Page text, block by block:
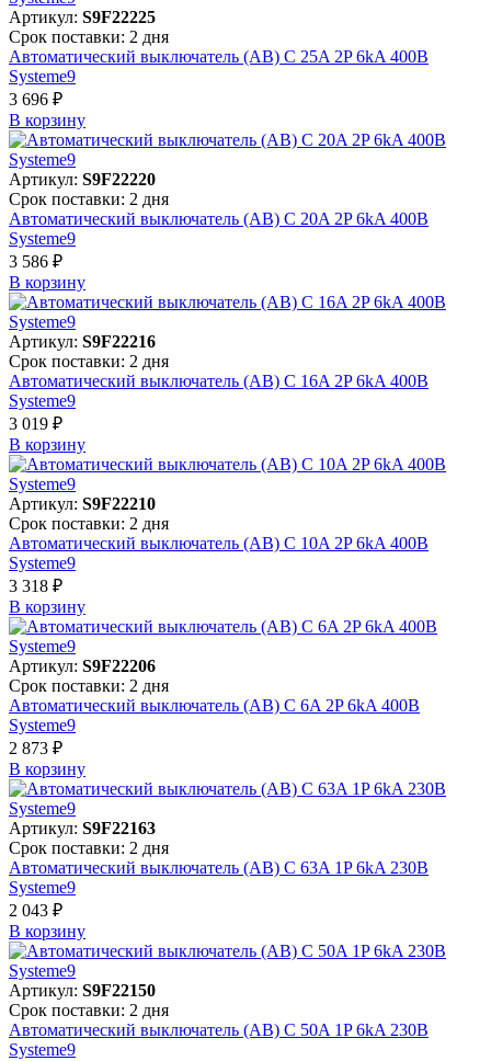
Артикул: S9F22225
Срок поставки: 2 дня
Автоматический выключатель (АВ) C 25A 2P 6kA 400В
Systeme9
3 696 ₽
В корзинy
Артикул: S9F22220
Срок поставки: 2 дня
Автоматический выключатель (АВ) C 20A 2P 6kA 400В
Systeme9
3 586 ₽
В корзинy
Артикул: S9F22216
Срок поставки: 2 дня
Автоматический выключатель (АВ) C 16A 2P 6kA 400В
Systeme9
3 019 ₽
В корзинy
Артикул: S9F22210
Срок поставки: 2 дня
Автоматический выключатель (АВ) C 10A 2P 6kA 400В
Systeme9
3 318 ₽
В корзинy
Артикул: S9F22206
Срок поставки: 2 дня
Автоматический выключатель (АВ) C 6A 2P 6kA 400В
Systeme9
2 873 ₽
В корзинy
Артикул: S9F22163
Срок поставки: 2 дня
Автоматический выключатель (АВ) C 63A 1P 6kA 230В
Systeme9
2 043 ₽
В корзинy
Артикул: S9F22150
Срок поставки: 2 дня
Автоматический выключатель (АВ) C 50A 1P 6kA 230В
Systeme9